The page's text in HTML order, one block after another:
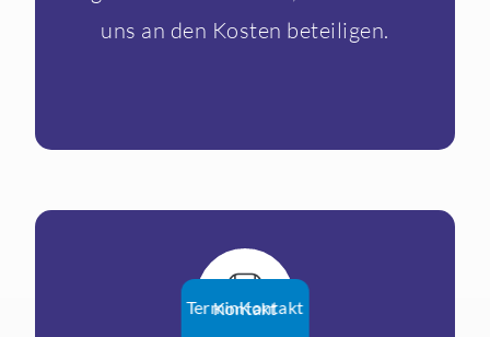
uns an den Kosten beteiligen.
Kontakt
TerminKontakt